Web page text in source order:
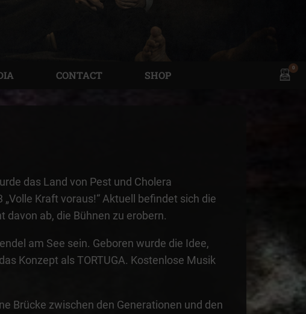
CONTACT SHOP
View
0
das Land von Pest und Cholera
Kraft voraus!“ Aktuell befindet sich die
davon ab, die Bühnen zu erobern.
am See sein. Geboren wurde die Idee,
Konzept als TORTUGA. Kostenlose Musik
Brücke zwischen den Generationen und den